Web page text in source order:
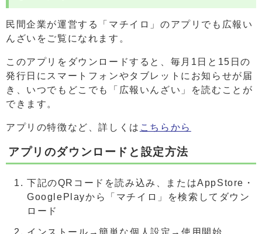
民間企業が運営する「マチイロ」のアプリでも広報い
んざいをご覧になれます。
このアプリをダウンロードすると、毎月1日と15日の
発行日にスマートフォンやタブレットにお知らせが届
き、いつでもどこでも「広報いんざい」を読むことが
できます。
アプリの特徴など、詳しくは こちらから
アプリのダウンロードと設定方法
下記のQRコードを読み込み、またはAppStore・
GooglePlayから「マチイロ」を検索してダウン
ロード